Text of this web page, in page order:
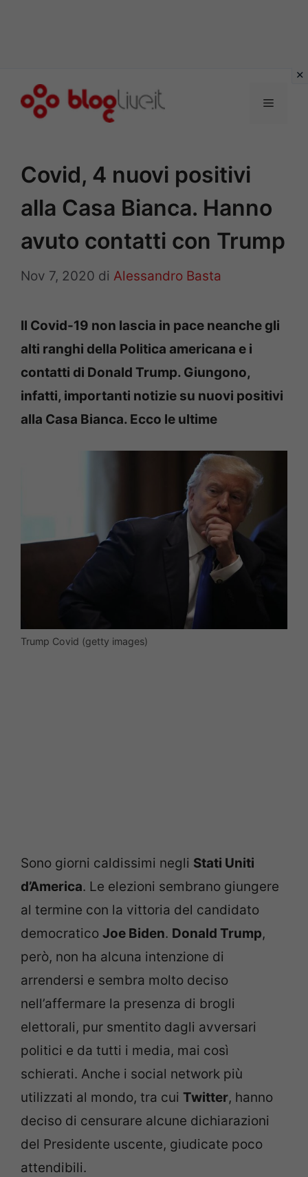
Menu
Covid, 4 nuovi positivi
alla Casa Bianca. Hanno
avuto contatti con Trump
Nov 7, 2020 di Alessandro Basta
Il Covid-19 non lascia in pace neanche gli
alti ranghi della Politica americana e i
contatti di Donald Trump. Giungono,
infatti, importanti notizie su nuovi positivi
alla Casa Bianca. Ecco le ultime
Trump Covid (getty images)
Sono giorni caldissimi negli Stati Uniti
d’America. Le elezioni sembrano giungere
al termine con la vittoria del candidato
democratico Joe Biden. Donald Trump,
però, non ha alcuna intenzione di
arrendersi e sembra molto deciso
nell’affermare la presenza di brogli
elettorali, pur smentito dagli avversari
politici e da tutti i media, mai così
schierati. Anche i social network più
utilizzati al mondo, tra cui Twitter, hanno
deciso di censurare alcune dichiarazioni
del Presidente uscente, giudicate poco
attendibili.